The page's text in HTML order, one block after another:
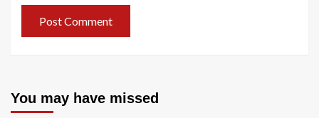
You may have missed